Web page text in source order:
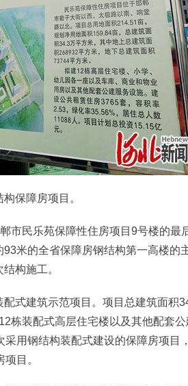
保障房项目。
民乐苑保障性住房项目9号楼的最
米的全省保障房钢结构第一高楼的
构施工。
建筑示范项目。项目总建筑面积
栋装配式高层住宅楼以及其他配套
用钢结构装配式建设的保障房项目
目。